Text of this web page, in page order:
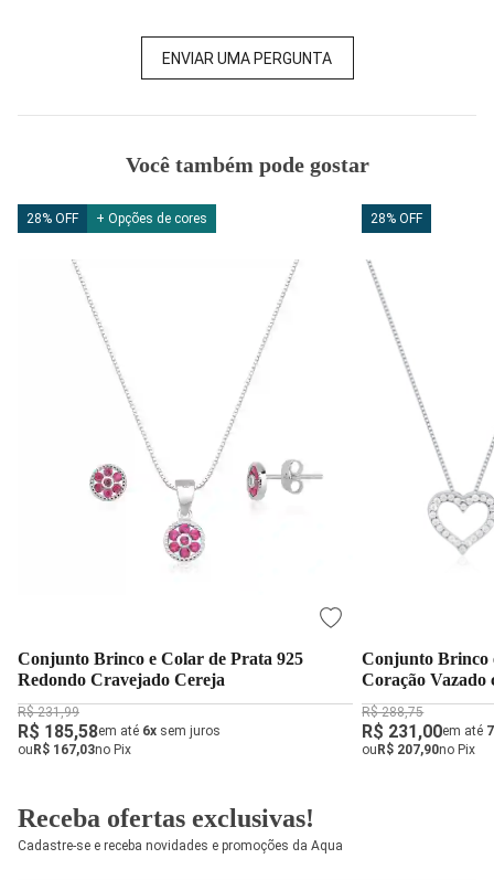
ENVIAR UMA PERGUNTA
Você também pode gostar
28% OFF + Opções de cores
Conjunto Brinco e Colar de Prata 925
Redondo Cravejado Cereja
R$ 231,99
R$ 185,58em até 6x sem juros
ouR$ 167,03no Pix
28% OFF
Conjunto Brinco
Coração Vazado
R$ 288,75
R$ 231,00em até
ouR$ 207,90no Pix
Receba ofertas exclusivas!
Cadastre-se e receba novidades e promoções da Aqua